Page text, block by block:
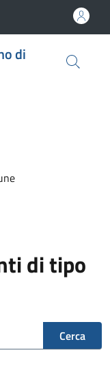
di
di tipo
Cerca